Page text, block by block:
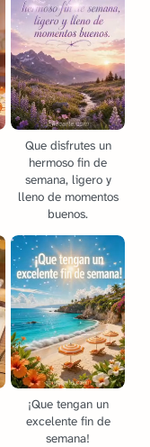
Que disfrutes un
hermoso fin de
semana, ligero y
lleno de momentos
buenos.
¡Que tengan un
excelente fin de
semana!